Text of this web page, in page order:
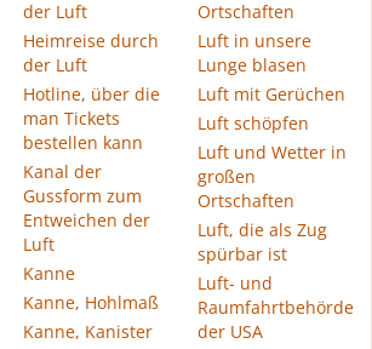
der Luft
Heimreise durch
der Luft
Hotline, über die
man Tickets
bestellen kann
Kanal der
Gussform zum
Entweichen der
Luft
Kanne
Kanne, Hohlmaß
Kanne, Kanister
Ortschaften
Luft in unsere
Lunge blasen
Luft mit Gerüchen
Luft schöpfen
Luft und Wetter in
großen
Ortschaften
Luft, die als Zug
spürbar ist
Luft- und
Raumfahrtbehörde
der USA